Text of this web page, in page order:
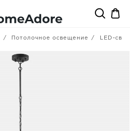
Потолочное освещение LED-